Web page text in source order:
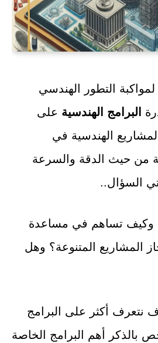
لمواكبة التطور الهندسي
البرامج الهندسية على
الهندسية في
من حيث الدقة والسرعة
السؤال..
وكيف تساهم في مساعدة
المشاريع المتنوعة؟ وهل
نتعرف أكثر على البرامج
بالذكر أهم البرامج الخاصة